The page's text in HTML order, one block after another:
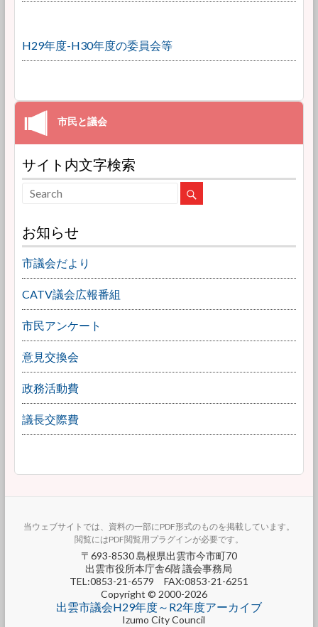
H29年度-H30年度の委員会等
サイト内文字検索
お知らせ
市議会だより
CATV議会広報番組
市民アンケート
意見交換会
政務活動費
議長交際費
当ウェブサイトでは、資料の一部にPDF形式のものを掲載しています。
閲覧にはPDF閲覧用プラグインが必要です。
〒693-8530 島根県出雲市今市町70
出雲市役所本庁舎6階 議会事務局
TEL:0853-21-6579 FAX:0853-21-6251
Copyright © 2000-2026
出雲市議会H29年度～R2年度アーカイブ
Izumo City Council